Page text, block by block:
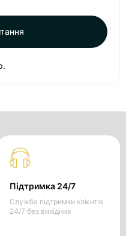
Підтримка 24/7
Служба підтримки клієнтів
24/7 без вихідних